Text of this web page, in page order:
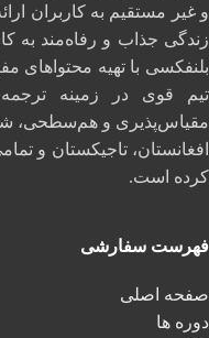
و غیر مستقیم به کاربران
زندگی جذاب و رفاه‌مند به
بلنفکسی با تهیه محتواهای
تیم قوی در زمینه
مقیاس‌پذیری و هم‌سطحی،
افغانستان، تاجیکستان و
کرده است.
فهرست سفارشی
صفحه اصلی
دوره ها